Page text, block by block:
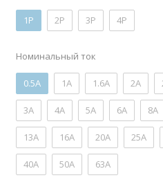
1P 2P 3P 4P
Номинальный ток
0.5А 1А 1.6А 2А
3А 4А 5А 6А 8А
13А 16А 20А 25А
40А 50А 63А